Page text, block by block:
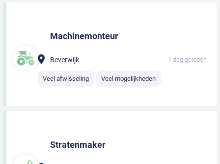
Machinemonteur
Beverwijk 1 dag geleden
Veel afwisseling Veel mogelijkheden
Stratenmaker